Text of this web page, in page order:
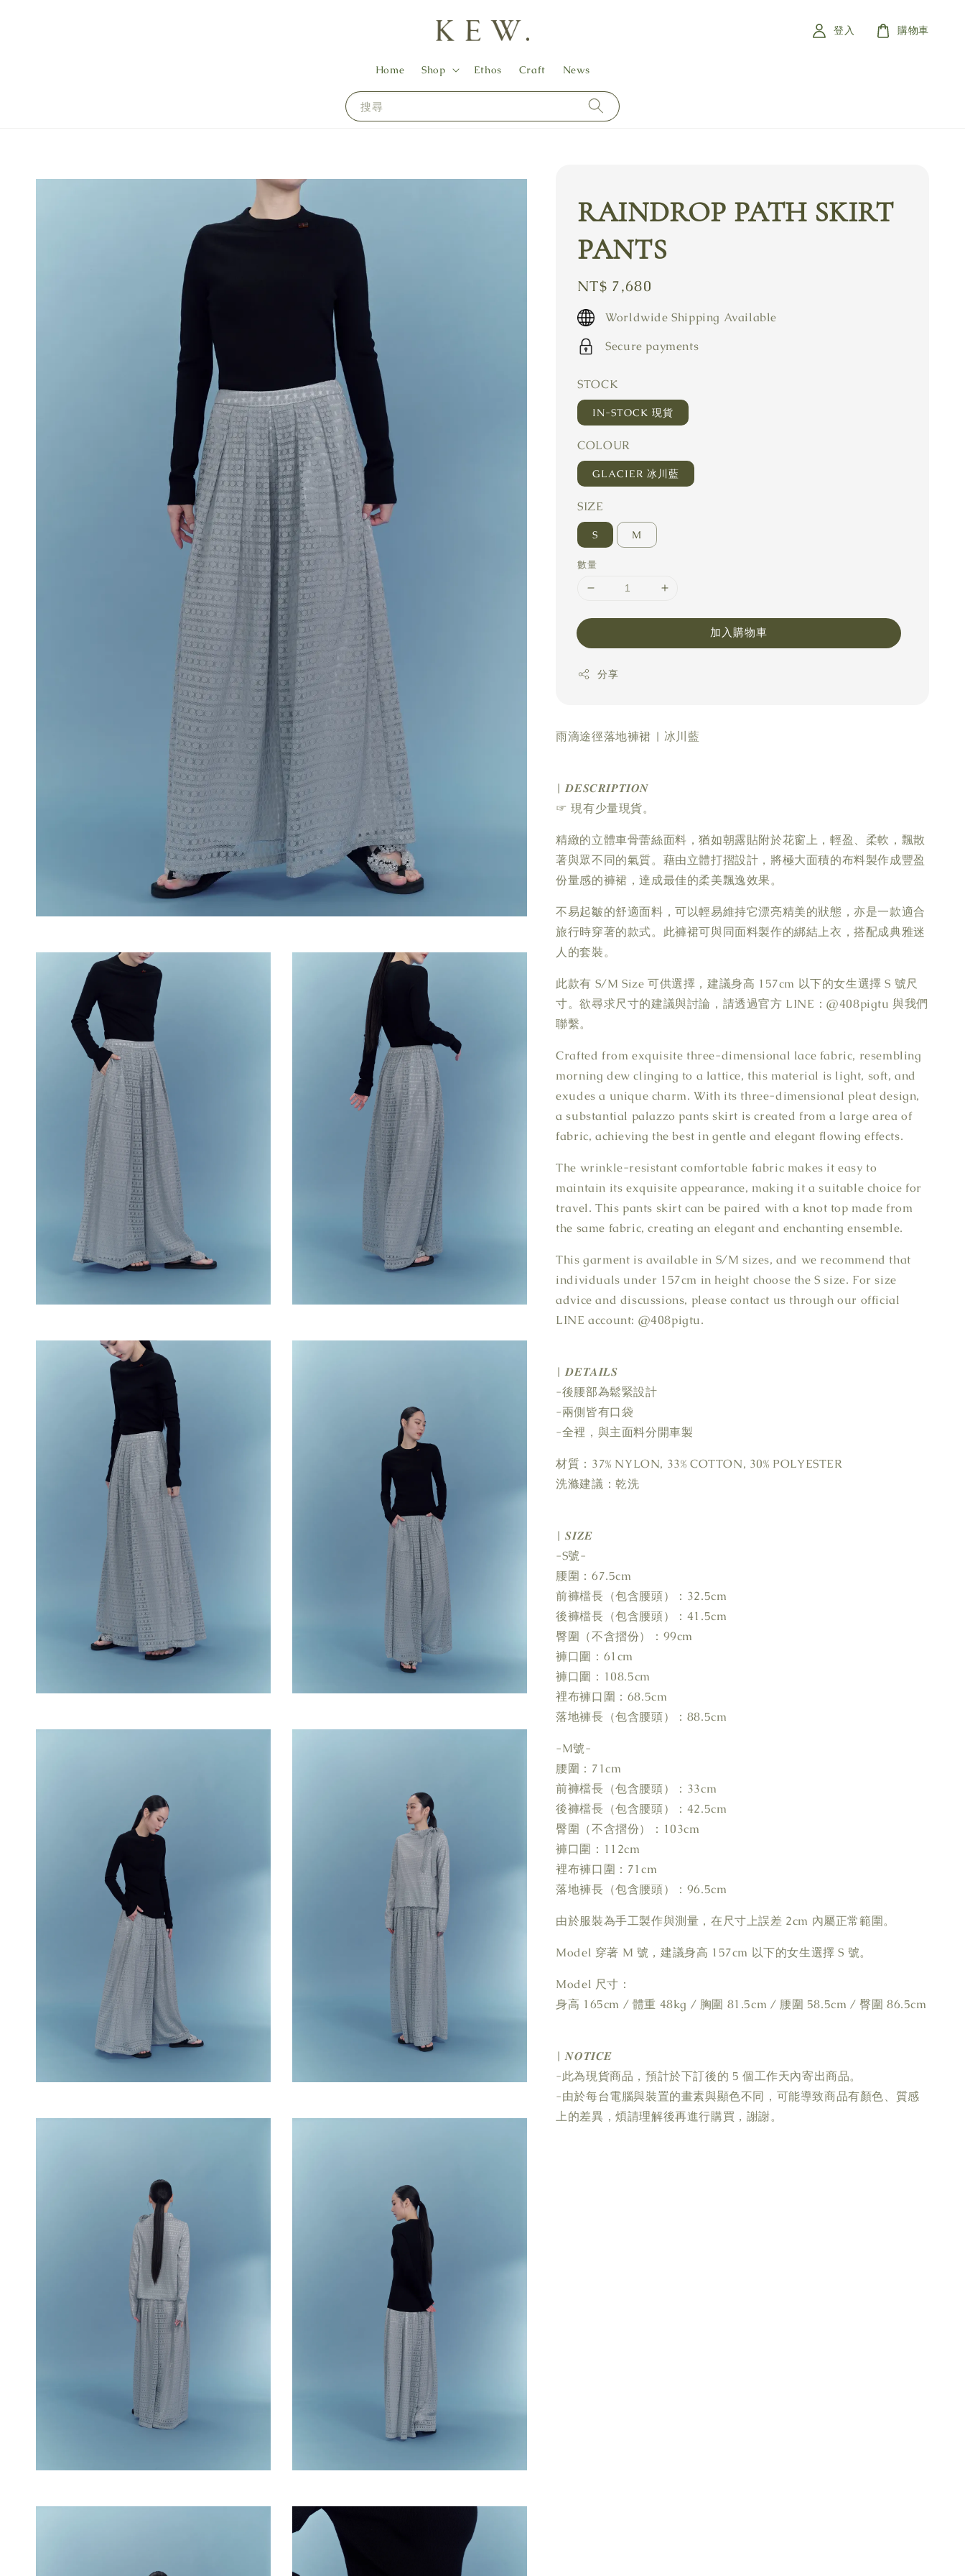
搜尋
Home Shop Ethos Craft News
登入 購物車
RAINDROP PATH SKIRT
PANTS
Regular
price
NT$ 7,680
Worldwide Shipping Available
Secure payments
STOCK
IN-STOCK 現貨
COLOUR
GLACIER 冰川藍
SIZE
S M
數量
加入購物車
分享
雨滴途徑落地褲裙 | 冰川藍
| 𝑫𝑬𝑺𝑪𝑹𝑰𝑷𝑻𝑰𝑶𝑵
☞ 現有少量現貨。
精緻的立體車骨蕾絲面料，猶如朝露貼附於花窗上，輕盈、柔軟，飄散
著與眾不同的氣質。藉由立體打摺設計，將極大面積的布料製作成豐盈
份量感的褲裙，達成最佳的柔美飄逸效果。
不易起皺的舒適面料，可以輕易維持它漂亮精美的狀態，亦是一款適合
旅行時穿著的款式。此褲裙可與同面料製作的綁結上衣，搭配成典雅迷
人的套裝。
此款有 S/M Size 可供選擇，建議身高 157cm 以下的女生選擇 S 號尺
寸。欲尋求尺寸的建議與討論，請透過官方 LINE：@408pigtu 與我們
聯繫。
Crafted from exquisite three-dimensional lace fabric, resembling
morning dew clinging to a lattice, this material is light, soft, and
exudes a unique charm. With its three-dimensional pleat design,
a substantial palazzo pants skirt is created from a large area of
fabric, achieving the best in gentle and elegant flowing effects.
The wrinkle-resistant comfortable fabric makes it easy to
maintain its exquisite appearance, making it a suitable choice for
travel. This pants skirt can be paired with a knot top made from
the same fabric, creating an elegant and enchanting ensemble.
This garment is available in S/M sizes, and we recommend that
individuals under 157cm in height choose the S size. For size
advice and discussions, please contact us through our official
LINE account: @408pigtu.
| 𝑫𝑬𝑻𝑨𝑰𝑳𝑺
-後腰部為鬆緊設計
-兩側皆有口袋
-全裡，與主面料分開車製
材質：37% NYLON, 33% COTTON, 30% POLYESTER
洗滌建議：乾洗
| 𝑺𝑰𝒁𝑬
-S號-
腰圍：67.5cm
前褲檔長（包含腰頭）：32.5cm
後褲檔長（包含腰頭）：41.5cm
臀圍（不含摺份）：99cm
褲口圍：61cm
褲口圍：108.5cm
裡布褲口圍：68.5cm
落地褲長（包含腰頭）：88.5cm
-M號-
腰圍：71cm
前褲檔長（包含腰頭）：33cm
後褲檔長（包含腰頭）：42.5cm
臀圍（不含摺份）：103cm
褲口圍：112cm
裡布褲口圍：71cm
落地褲長（包含腰頭）：96.5cm
由於服裝為手工製作與測量，在尺寸上誤差 2cm 內屬正常範圍。
Model 穿著 M 號，建議身高 157cm 以下的女生選擇 S 號。
Model 尺寸：
身高 165cm / 體重 48kg / 胸圍 81.5cm / 腰圍 58.5cm / 臀圍 86.5cm
| 𝑵𝑶𝑻𝑰𝑪𝑬
-此為現貨商品，預計於下訂後的 5 個工作天內寄出商品。
-由於每台電腦與裝置的畫素與顯色不同，可能導致商品有顏色、質感
上的差異，煩請理解後再進行購買，謝謝。